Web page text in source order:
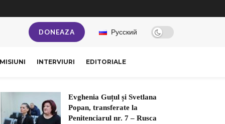
DONEAZA Русский
INTERVIURI EDITORIALE
Evghenia Guțul și Svetlana
Popan, transferate la
Penitenciarul nr. 7 – Rusca